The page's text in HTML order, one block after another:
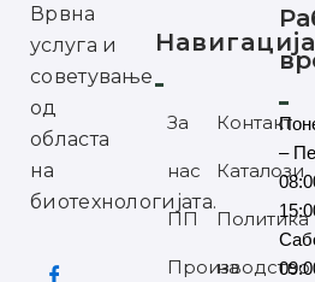
Врвна
услуга и
советување
од
областа
на
биотехнологијата.
Навигација
За
нас
ПП
Производство
Контакт
Каталози
Политика
на
–